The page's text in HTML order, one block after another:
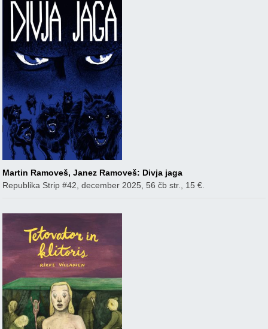
Martin Ramoveš, Janez Ramoveš: Divja jaga
Republika Strip #42, december 2025, 56 čb str., 15 €.